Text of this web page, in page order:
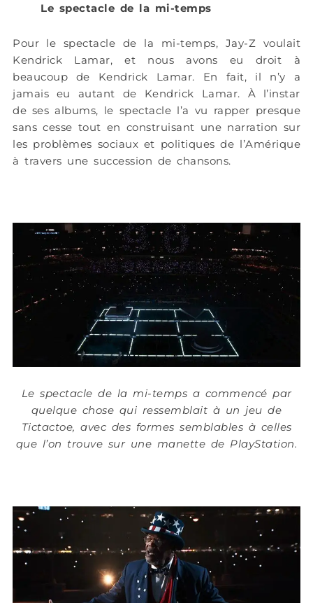
Le spectacle de la mi-temps
Pour le spectacle de la mi-temps, Jay-Z voulait
Kendrick Lamar, et nous avons eu droit à
beaucoup de Kendrick Lamar. En fait, il n’y a
jamais eu autant de Kendrick Lamar. À l’instar
de ses albums, le spectacle l’a vu rapper presque
sans cesse tout en construisant une narration sur
les problèmes sociaux et politiques de l’Amérique
à travers une succession de chansons.
Le spectacle de la mi-temps a commencé par
quelque chose qui ressemblait à un jeu de
Tictactoe, avec des formes semblables à celles
que l’on trouve sur une manette de PlayStation.